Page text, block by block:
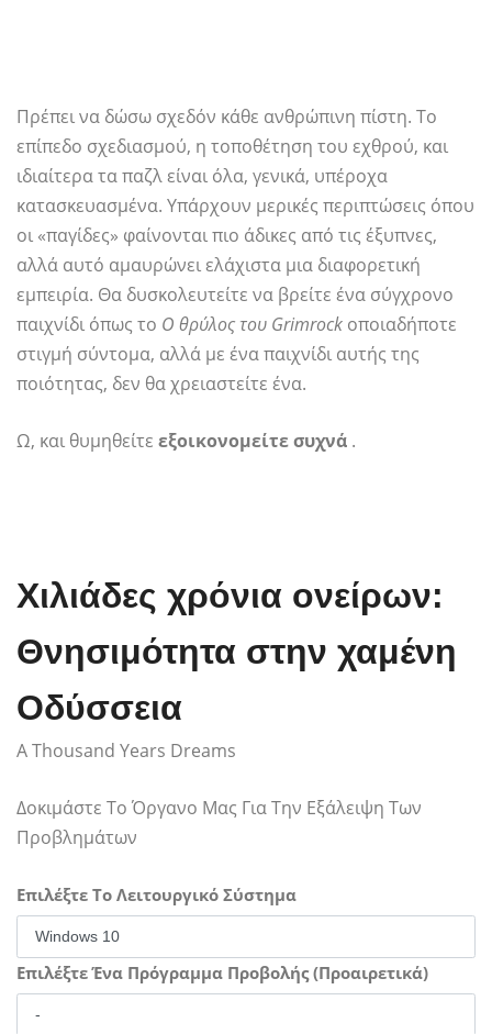
Πρέπει να δώσω σχεδόν κάθε ανθρώπινη πίστη. Το
επίπεδο σχεδιασμού, η τοποθέτηση του εχθρού, και
ιδιαίτερα τα παζλ είναι όλα, γενικά, υπέροχα
κατασκευασμένα. Υπάρχουν μερικές περιπτώσεις όπου
οι «παγίδες» φαίνονται πιο άδικες από τις έξυπνες,
αλλά αυτό αμαυρώνει ελάχιστα μια διαφορετική
εμπειρία. Θα δυσκολευτείτε να βρείτε ένα σύγχρονο
παιχνίδι όπως το Ο θρύλος του Grimrock οποιαδήποτε
στιγμή σύντομα, αλλά με ένα παιχνίδι αυτής της
ποιότητας, δεν θα χρειαστείτε ένα.
Ω, και θυμηθείτε εξοικονομείτε συχνά .
Χιλιάδες χρόνια ονείρων:
Θνησιμότητα στην χαμένη
Οδύσσεια
A Thousand Years Dreams
Δοκιμάστε Το Όργανο Μας Για Την Εξάλειψη Των
Προβλημάτων
Επιλέξτε Το Λειτουργικό Σύστημα
Επιλέξτε Ένα Πρόγραμμα Προβολής (Προαιρετικά)